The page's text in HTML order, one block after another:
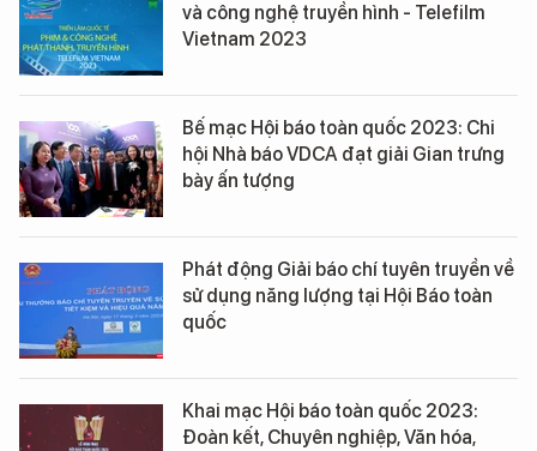
và công nghệ truyền hình - Telefilm
Vietnam 2023
Bế mạc Hội báo toàn quốc 2023: Chi
hội Nhà báo VDCA đạt giải Gian trưng
bày ấn tượng
Phát động Giải báo chí tuyên truyền về
sử dụng năng lượng tại Hội Báo toàn
quốc
Khai mạc Hội báo toàn quốc 2023:
Đoàn kết, Chuyên nghiệp, Văn hóa,